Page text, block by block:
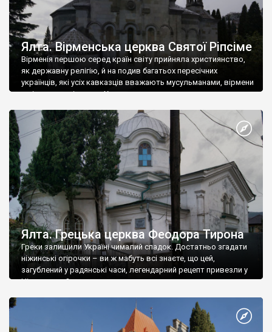
Ялта. Вірменська церква Святої Ріпсіме
Вірменія першою серед країн світу прийняла християнство,
як державну релігію, й на подив багатьох пересічних
українців, які усіх кавказців вважають мусульманами, вірмени
є відданими вірянами Христа
Ялта. Грецька церква Феодора Тирона
Греки залишили Україні чималий спадок. Достатньо згадати
ніжинські огірочки – ви ж мабуть всі знаєте, що цей,
загублений у радянські часи, легендарний рецепт привезли у
Ніжин греки?